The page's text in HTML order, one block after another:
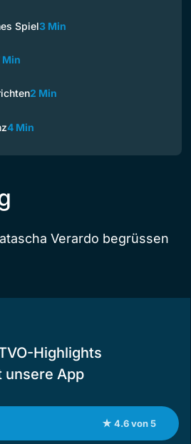
Spiel3 Min
Min
2 Min
4 Min
Verardo begrüssen
Highlights
unsere App
★ 4.6 von 5